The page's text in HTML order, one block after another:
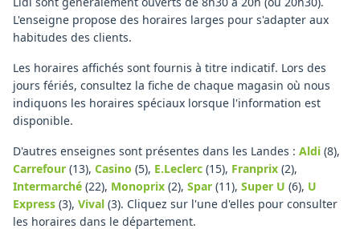
L'enseigne propose des horaires larges pour s'adapter aux
habitudes des clients.
Les horaires affichés sont fournis à titre indicatif. Lors des
jours fériés, consultez la fiche de chaque magasin où nous
indiquons les horaires spéciaux lorsque l'information est
disponible.
D'autres enseignes sont présentes dans les Landes : Aldi (8),
Carrefour (13), Casino (5), E.Leclerc (15), Franprix (2),
Intermarché (22), Monoprix (2), Spar (11), Super U (6), U
Express (3), Vival (3). Cliquez sur l'une d'elles pour consulter
les horaires dans le département.